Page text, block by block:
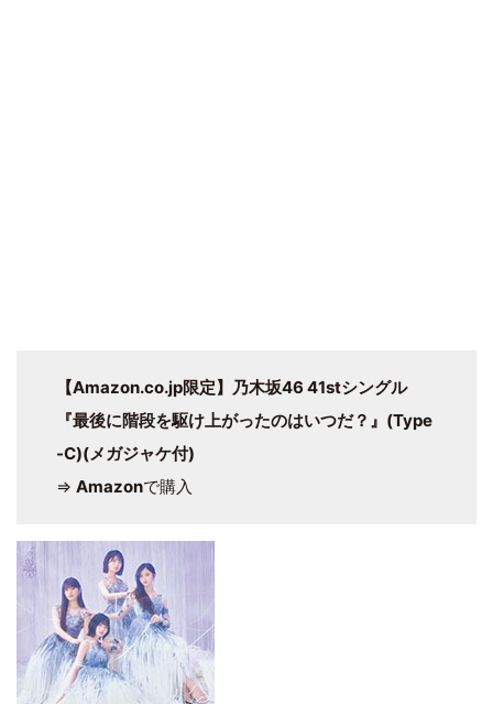
【Amazon.co.jp限定】乃木坂46 41stシングル
『最後に階段を駆け上がったのはいつだ？』(Type
-C)(メガジャケ付)
⇒ Amazonで購入